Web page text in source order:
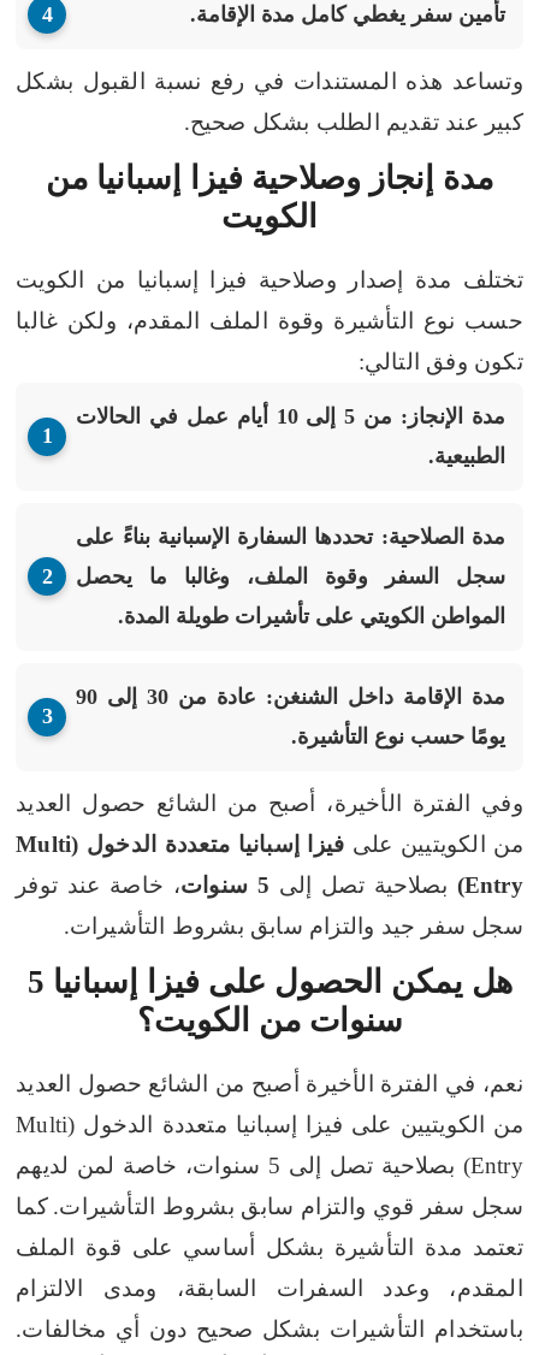
تأمين سفر يغطي كامل مدة الإقامة.
وتساعد هذه المستندات في رفع نسبة القبول بشكل
كبير عند تقديم الطلب بشكل صحيح.
مدة إنجاز وصلاحية فيزا إسبانيا من
الكويت
تختلف مدة إصدار وصلاحية فيزا إسبانيا من الكويت
حسب نوع التأشيرة وقوة الملف المقدم، ولكن غالبا
تكون وفق التالي:
مدة الإنجاز:
من 5 إلى 10 أيام عمل في الحالات
الطبيعية.
مدة الصلاحية: تحددها السفارة الإسبانية بناءً على
سجل السفر وقوة الملف، وغالبا ما يحصل
المواطن الكويتي على تأشيرات طويلة المدة.
مدة الإقامة داخل الشنغن:
عادة من 30 إلى 90
يومًا حسب نوع التأشيرة.
وفي الفترة الأخيرة، أصبح من الشائع حصول العديد
من الكويتيين على
فيزا إسبانيا متعددة الدخول (Multi
Entry)
بصلاحية تصل إلى 5 سنوات
، خاصة عند توفر
سجل سفر جيد والتزام سابق بشروط التأشيرات.
هل يمكن الحصول على فيزا إسبانيا 5
سنوات من الكويت؟
نعم، في الفترة الأخيرة أصبح من الشائع حصول العديد
من الكويتيين على فيزا إسبانيا متعددة الدخول (Multi
Entry) بصلاحية تصل إلى 5 سنوات، خاصة لمن لديهم
سجل سفر قوي والتزام سابق بشروط التأشيرات. كما
تعتمد مدة التأشيرة بشكل أساسي على قوة الملف
المقدم، وعدد السفرات السابقة، ومدى الالتزام
باستخدام التأشيرات بشكل صحيح دون أي مخالفات.